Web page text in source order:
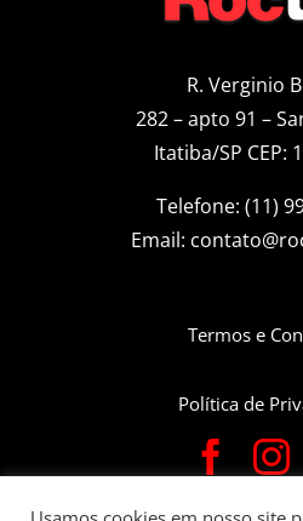
R. Verginio
282 – apto 91 –
Itatiba/SP CEP:
Telefone: (11)
Email:
Termos e
Política de